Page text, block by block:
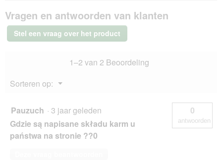
Senior
+7
48x85
Vragen en antwoorden van klanten
Stel een vraag over het product
1–2 van 2 Beoordeling
Sorteren op:
▼
Menu
Pauzuch · 3 jaar geleden
Gdzie są napisane składu karm u
państwa na stronie ??0
0
antwoorden